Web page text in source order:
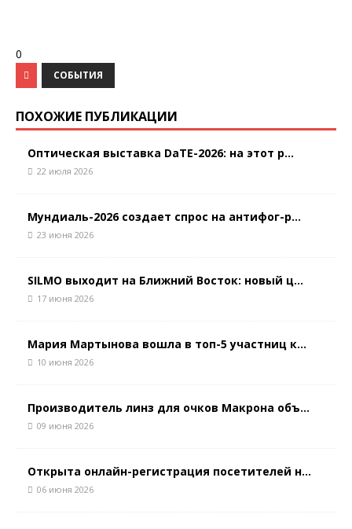
0
СОБЫТИЯ
ПОХОЖИЕ ПУБЛИКАЦИИ
Оптическая выставка DaTE-2026: на этот р...
22 июля 2026
Мундиаль-2026 создает спрос на антифог-р...
23 июня 2026
SILMO выходит на Ближний Восток: новый ц...
17 июня 2026
Мария Мартынова вошла в топ-5 участниц к...
10 июня 2026
Производитель линз для очков Макрона объ...
09 июня 2026
Открыта онлайн-регистрация посетителей н...
06 июня 2026